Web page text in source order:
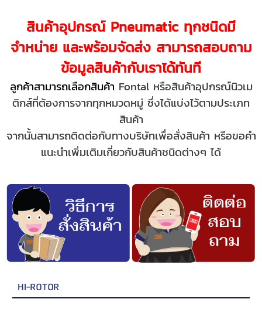
สินค้าอุปกรณ์ Pneumatic ทุกชนิดมี
จำหน่าย และพร้อมจัดส่ง สามารถสอบถาม
ข้อมูลสินค้ากับเราได้ทันที
ลูกค้าสามารถเลือกสินค้า Fontal หรือสินค้าอุปกรณ์นิวเม
ติกส์ที่ต้องการจากทุกหมวดหมู่ ซึ่งได้แบ่งไว้ตามประเภท
สินค้า
จากนั้นสามารถติดต่อกับทางบริษัทเพื่อสั่งสินค้า หรือขอคำ
แนะนำเพิ่มเติมเกี่ยวกับสินค้าชนิดต่างๆ ได้
HI-ROTOR